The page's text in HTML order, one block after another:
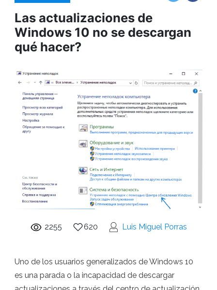
Las actualizaciones de
Windows 10 no se descargan
qué hacer?
2255 620 Luis Miguel Porras
Uno de los usuarios generalizados de Windows 10
es una parada o la incapacidad de descargar